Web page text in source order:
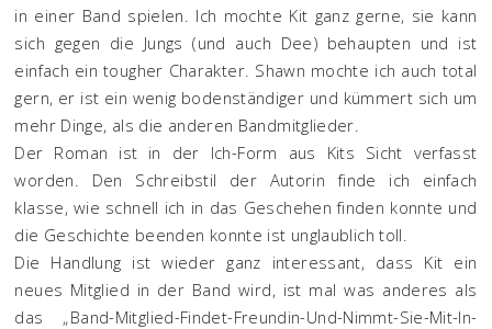
in einer Band spielen. Ich mochte Kit ganz gerne, sie kann
sich gegen die Jungs (und auch Dee) behaupten und ist
einfach ein tougher Charakter. Shawn mochte ich auch total
gern, er ist ein wenig bodenständiger und kümmert sich um
mehr Dinge, als die anderen Bandmitglieder.
Der Roman ist in der Ich-Form aus Kits Sicht verfasst
worden. Den Schreibstil der Autorin finde ich einfach
klasse, wie schnell ich in das Geschehen finden konnte und
die Geschichte beenden konnte ist unglaublich toll.
Die Handlung ist wieder ganz interessant, dass Kit ein
neues Mitglied in der Band wird, ist mal was anderes als
das „Band-Mitglied-Findet-Freundin-Und-Nimmt-Sie-Mit-In-